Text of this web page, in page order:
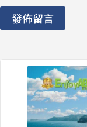
發佈留言